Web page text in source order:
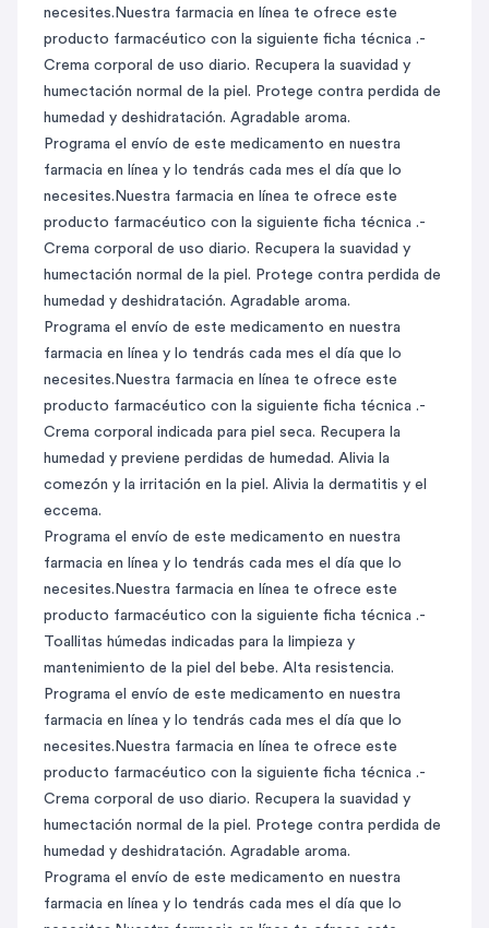
necesites.Nuestra farmacia en línea te ofrece este
producto farmacéutico con la siguiente ficha técnica .-
Crema corporal de uso diario. Recupera la suavidad y
humectación normal de la piel. Protege contra perdida de
humedad y deshidratación. Agradable aroma.
Programa el envío de este medicamento en nuestra
farmacia en línea y lo tendrás cada mes el día que lo
necesites.Nuestra farmacia en línea te ofrece este
producto farmacéutico con la siguiente ficha técnica .-
Crema corporal de uso diario. Recupera la suavidad y
humectación normal de la piel. Protege contra perdida de
humedad y deshidratación. Agradable aroma.
Programa el envío de este medicamento en nuestra
farmacia en línea y lo tendrás cada mes el día que lo
necesites.Nuestra farmacia en línea te ofrece este
producto farmacéutico con la siguiente ficha técnica .-
Crema corporal indicada para piel seca. Recupera la
humedad y previene perdidas de humedad. Alivia la
comezón y la irritación en la piel. Alivia la dermatitis y el
eccema.
Programa el envío de este medicamento en nuestra
farmacia en línea y lo tendrás cada mes el día que lo
necesites.Nuestra farmacia en línea te ofrece este
producto farmacéutico con la siguiente ficha técnica .-
Toallitas húmedas indicadas para la limpieza y
mantenimiento de la piel del bebe. Alta resistencia.
Programa el envío de este medicamento en nuestra
farmacia en línea y lo tendrás cada mes el día que lo
necesites.Nuestra farmacia en línea te ofrece este
producto farmacéutico con la siguiente ficha técnica .-
Crema corporal de uso diario. Recupera la suavidad y
humectación normal de la piel. Protege contra perdida de
humedad y deshidratación. Agradable aroma.
Programa el envío de este medicamento en nuestra
farmacia en línea y lo tendrás cada mes el día que lo